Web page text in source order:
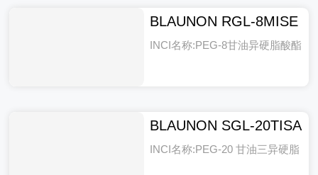
BLAUNON RGL-8MISE
INCI名称:PEG-8甘油异硬脂酸酯
BLAUNON SGL-20TISA
INCI名称:PEG-20 甘油三异硬脂